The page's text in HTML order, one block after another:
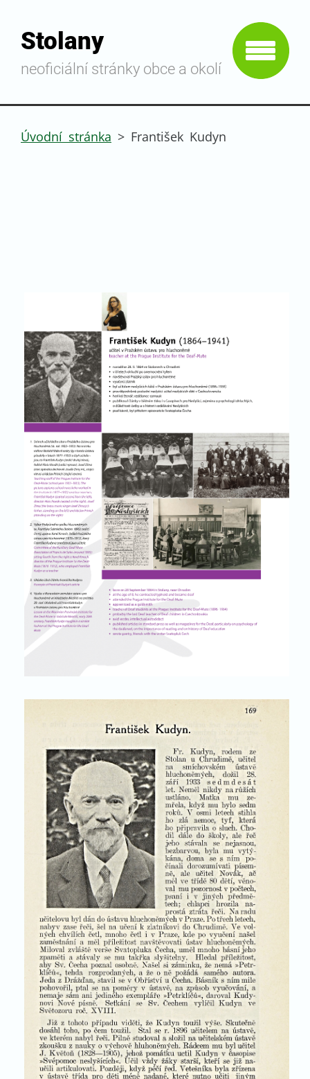
Stolany
neoficiální stránky obce a okolí
Úvodní stránka > František Kudyn